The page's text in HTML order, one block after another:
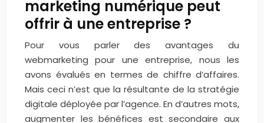
marketing numérique peut
offrir à une entreprise ?
Pour vous parler des avantages du
webmarketing pour une entreprise, nous les
avons évalués en termes de chiffre d’affaires.
Mais ceci n’est que la résultante de la stratégie
digitale déployée par l’agence. En d’autres mots,
augmenter les bénéfices est secondaire aux